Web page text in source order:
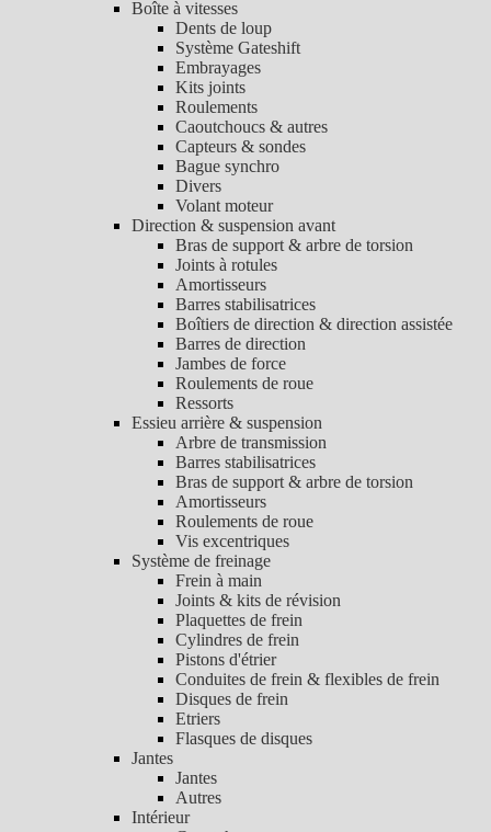
Boîte à vitesses
Dents de loup
Système Gateshift
Embrayages
Kits joints
Roulements
Caoutchoucs & autres
Capteurs & sondes
Bague synchro
Divers
Volant moteur
Direction & suspension avant
Bras de support & arbre de torsion
Joints à rotules
Amortisseurs
Barres stabilisatrices
Boîtiers de direction & direction assistée
Barres de direction
Jambes de force
Roulements de roue
Ressorts
Essieu arrière & suspension
Arbre de transmission
Barres stabilisatrices
Bras de support & arbre de torsion
Amortisseurs
Roulements de roue
Vis excentriques
Système de freinage
Frein à main
Joints & kits de révision
Plaquettes de frein
Cylindres de frein
Pistons d'étrier
Conduites de frein & flexibles de frein
Disques de frein
Etriers
Flasques de disques
Jantes
Jantes
Autres
Intérieur